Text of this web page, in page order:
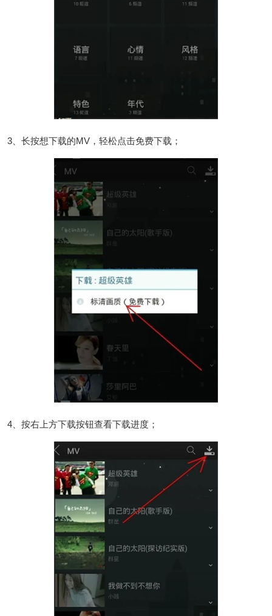
3、长按想下载的MV，轻松点击免费下载；
4、按右上方下载按钮查看下载进度；